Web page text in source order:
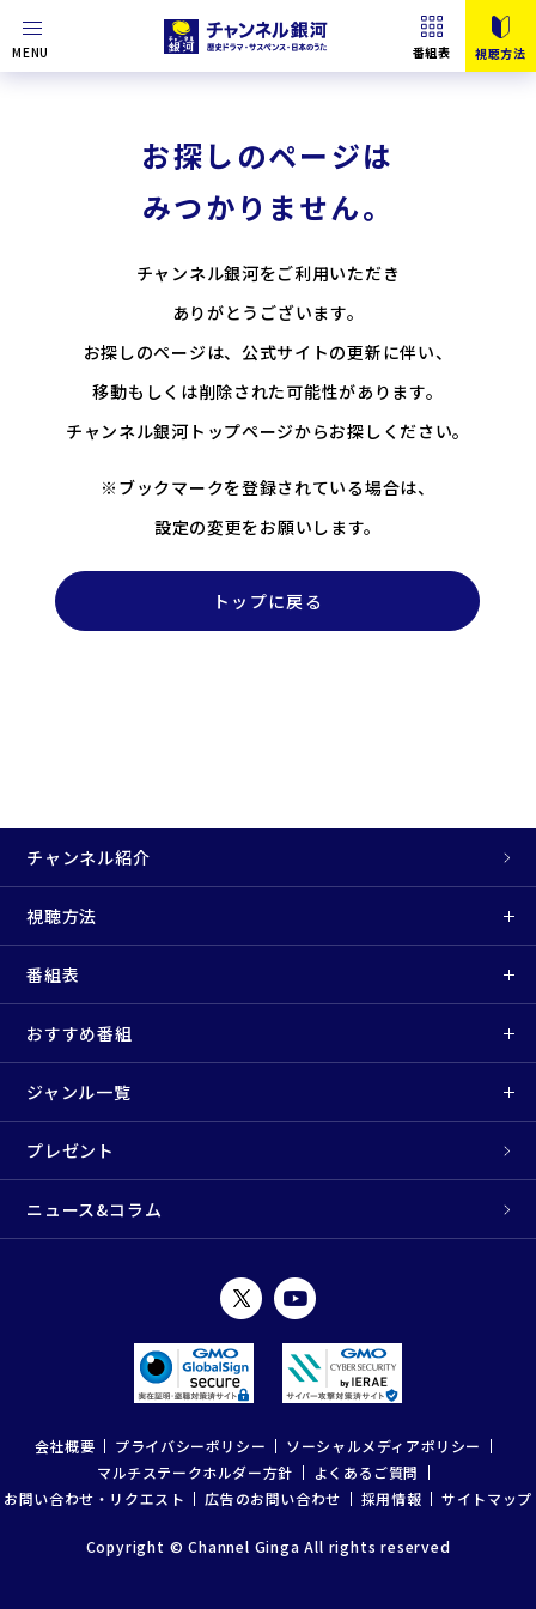
MENU 番組表 視聴方法
お探しのページは
みつかりません。
チャンネル銀河をご利用いただき
ありがとうございます。
お探しのページは、公式サイトの更新に伴い、
移動もしくは削除された可能性があります。
チャンネル銀河トップページからお探しください。
※ブックマークを登録されている場合は、
設定の変更をお願いします。
トップに戻る
チャンネル紹介
視聴方法
番組表
おすすめ番組
ジャンル一覧
プレゼント
ニュース&コラム
会社概要 プライバシーポリシー
ソーシャルメディアポリシー
マルチステークホルダー方針
よくあるご質問
お問い合わせ・リクエスト
広告のお問い合わせ 採用情報 サイトマップ
Copyright © Channel Ginga All rights reserved